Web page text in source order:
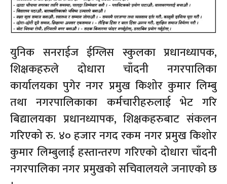
युनिक सनराईज ईग्लिस स्कुलका प्रधानध्यापक,
शिक्षकहरुले दोधारा चाँदनी नगरपालिका
कार्यालयका पुगेर नगर प्रमुख किशोर कुमार लिम्बु
तथा नगरपालिकाका कर्मचारीहरुलाई भेट गरि
बिद्यालयका प्रधानध्यापक, शिक्षकहरुबाट संकलन
गरिएको रु. ४० हजार नगद रकम नगर प्रमुख किशोर
कुमार लिम्बुलाई हस्तान्तरण गरिएको दोधारा चाँदनी
नगरपालिका नगर प्रमुखको सचिवालयले जनाएको छ